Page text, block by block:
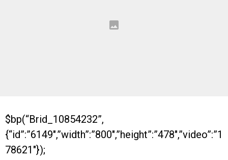
$bp(“Brid_10854232”,
{“id”:”6149″,”width”:”800″,”height”:”478″,”video”:”1
78621″});